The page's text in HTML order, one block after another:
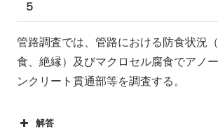
５
管路調査では、管路における防食状況
食、絶縁）及びマクロセル腐食でアノ
ンクリート貫通部等を調査する。
解答